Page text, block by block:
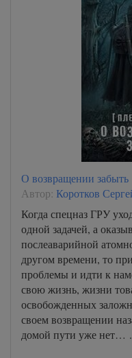
О возвращении забыть
Автор: Коротков
Когда спецназ ГРУ
одной задачей, а
послеаварийной
другом времени, то
проблемы и идти к
свою жизнь, жизни
освобожденных
своем возвращении
домой пути уже нет… .